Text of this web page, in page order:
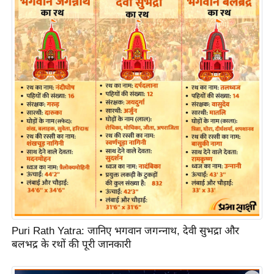
ति
ष
प्र
भु
म
हि
मा
स्थ
ल
त
त्यो
हा
र
Puri Rath Yatra: जानिए भगवान जगन्नाथ, देवी सुभद्रा और
बलभद्र के रथों की पूरी जानकारी